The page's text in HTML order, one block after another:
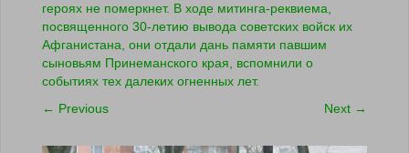
героях не померкнет. В ходе митинга-реквиема,
посвященного 30-летию вывода советских войск их
Афганистана, они отдали дань памяти павшим
сыновьям Принеманского края, вспомнили о
событиях тех далеких огненных лет.
← Previous Next →